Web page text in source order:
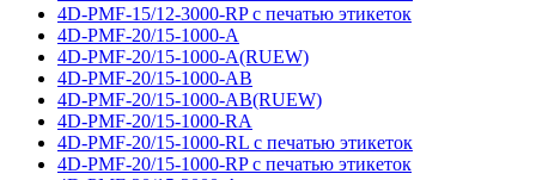
4D-PMF-15/12-3000-RP с печатью этикеток
4D-PMF-20/15-1000-A
4D-PMF-20/15-1000-A(RUEW)
4D-PMF-20/15-1000-AB
4D-PMF-20/15-1000-AB(RUEW)
4D-PMF-20/15-1000-RA
4D-PMF-20/15-1000-RL с печатью этикеток
4D-PMF-20/15-1000-RP с печатью этикеток